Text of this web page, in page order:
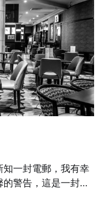
一封電郵，我有幸
警告，這是一封很